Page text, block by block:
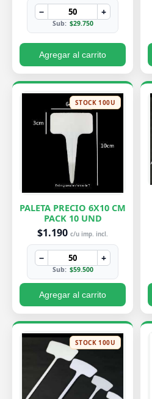
− +
Sub: $29.750
Agregar al carrito
STOCK 100U
PALETA PRECIO 6X10 CM
PACK 10 UND
$1.190 c/u imp. incl.
− +
Sub: $59.500
Agregar al carrito
STOCK 100U